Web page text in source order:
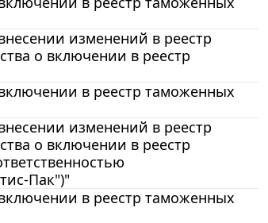
изменений в реестр
о включении в реестр
в реестр таможенных
изменений в реестр
о включении в реестр
Пак")"
в реестр таможенных